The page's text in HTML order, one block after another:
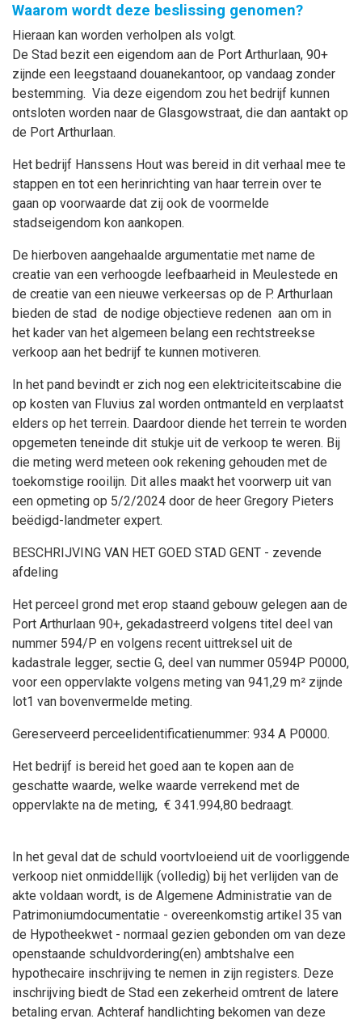
Waarom wordt deze beslissing genomen?
Hieraan kan worden verholpen als volgt.
De Stad bezit een eigendom aan de Port Arthurlaan, 90+
zijnde een leegstaand douanekantoor, op vandaag zonder
bestemming. Via deze eigendom zou het bedrijf kunnen
ontsloten worden naar de Glasgowstraat, die dan aantakt op
de Port Arthurlaan.
Het bedrijf Hanssens Hout was bereid in dit verhaal mee te
stappen en tot een herinrichting van haar terrein over te
gaan op voorwaarde dat zij ook de voormelde
stadseigendom kon aankopen.
De hierboven aangehaalde argumentatie met name de
creatie van een verhoogde leefbaarheid in Meulestede en
de creatie van een nieuwe verkeersas op de P. Arthurlaan
bieden de stad de nodige objectieve redenen aan om in
het kader van het algemeen belang een rechtstreekse
verkoop aan het bedrijf te kunnen motiveren.
In het pand bevindt er zich nog een elektriciteitscabine die
op kosten van Fluvius zal worden ontmanteld en verplaatst
elders op het terrein. Daardoor diende het terrein te worden
opgemeten teneinde dit stukje uit de verkoop te weren. Bij
die meting werd meteen ook rekening gehouden met de
toekomstige rooilijn. Dit alles maakt het voorwerp uit van
een opmeting op 5/2/2024 door de heer Gregory Pieters
beëdigd-landmeter expert.
BESCHRIJVING VAN HET GOED STAD GENT - zevende
afdeling
Het perceel grond met erop staand gebouw gelegen aan de
Port Arthurlaan 90+, gekadastreerd volgens titel deel van
nummer 594/P en volgens recent uittreksel uit de
kadastrale legger, sectie G, deel van nummer 0594P P0000,
voor een oppervlakte volgens meting van 941,29 m² zijnde
lot1 van bovenvermelde meting.
Gereserveerd perceelidentificatienummer: 934 A P0000.
Het bedrijf is bereid het goed aan te kopen aan de
geschatte waarde, welke waarde verrekend met de
oppervlakte na de meting, € 341.994,80 bedraagt.
In het geval dat de schuld voortvloeiend uit de voorliggende
verkoop niet onmiddellijk (volledig) bij het verlijden van de
akte voldaan wordt, is de Algemene Administratie van de
Patrimoniumdocumentatie - overeenkomstig artikel 35 van
de Hypotheekwet - normaal gezien gebonden om van deze
openstaande schuldvordering(en) ambtshalve een
hypothecaire inschrijving te nemen in zijn registers. Deze
inschrijving biedt de Stad een zekerheid omtrent de latere
betaling ervan. Achteraf handlichting bekomen van deze